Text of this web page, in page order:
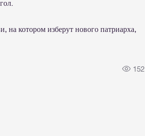
на котором изберут нового патриарха,
152